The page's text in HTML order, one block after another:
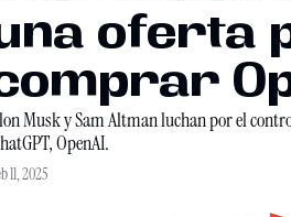
oferta
Musk y Sam Altman luchan por el
OpenAI.
11, 2025